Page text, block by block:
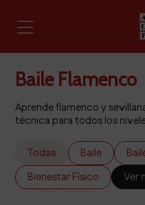
Baile Flamenco
Aprende flamenco y
técnica para todos los
Todas Baile
Bienestar Físico
Ver